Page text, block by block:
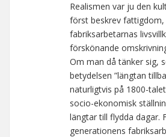
Realismen var ju den
först beskrev fattigdom,
fabriksarbetarnas
förskönande
Om man då tänker sig,
betydelsen ”längtan
naturligtvis på 1800-
socio-ekonomisk
längtar till flydda dagar.
generationens